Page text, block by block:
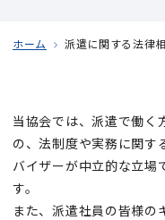
ホーム 派遣に関する法律
当協会では、派遣で働く
の、法制度や実務に関す
バイザーが中立的な立場
す。​
また、派遣社員の皆様の